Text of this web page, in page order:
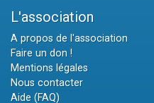
L'association
A propos de l'association
Faire un don !
Mentions légales
Nous contacter
Aide (FAQ)